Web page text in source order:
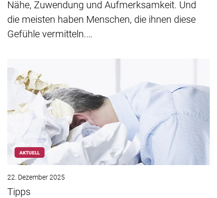
Nähe, Zuwendung und Aufmerksamkeit. Und
die meisten haben Menschen, die ihnen diese
Gefühle vermitteln.…
AKTUELL
22. Dezember 2025
Tipps